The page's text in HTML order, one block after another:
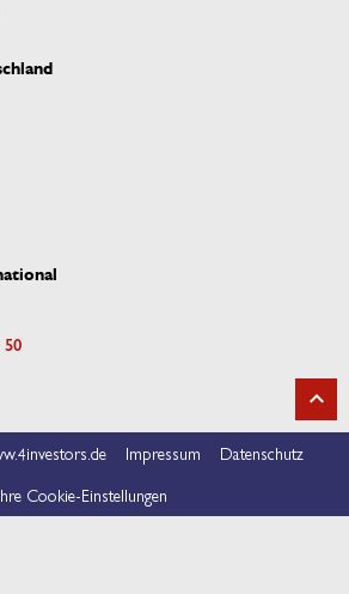
Impressum
Datenschutz
Cookie-Einstellungen